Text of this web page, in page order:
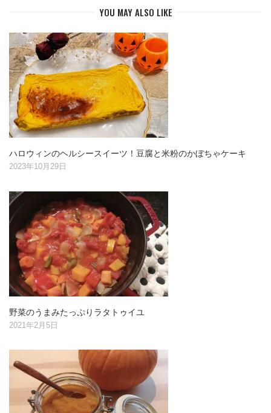
YOU MAY ALSO LIKE
ハロウィンのヘルシースイーツ！豆腐と米粉のかぼちゃケーキ
2023年10月29日
野菜のうまみたっぷりラタトゥイユ
2021年2月5日